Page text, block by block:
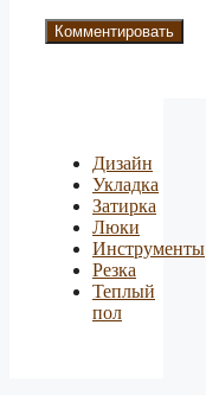
Дизайн
Укладка
Затирка
Люки
Инструменты
Резка
Теплый
пол